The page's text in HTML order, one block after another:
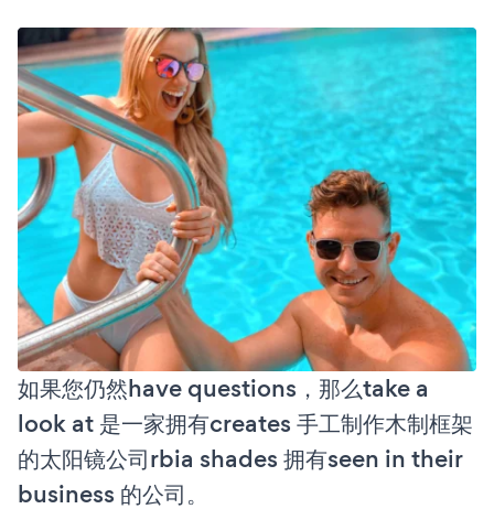
如果您仍然have questions，那么take a
look at 是一家拥有creates 手工制作木制框架
的太阳镜公司rbia shades 拥有seen in their
business 的公司。